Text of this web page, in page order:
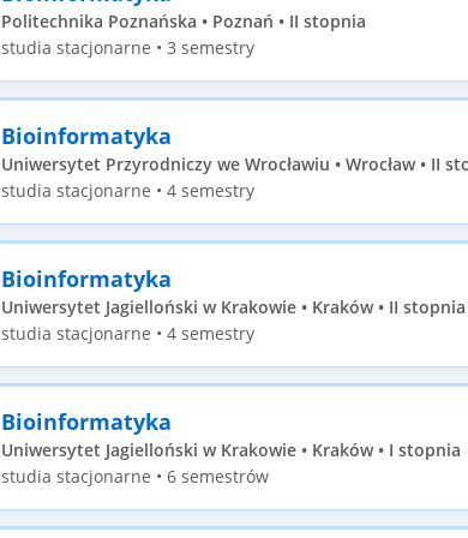
Politechnika Poznańska • Poznań • II stopnia
studia stacjonarne • 3 semestry
Bioinformatyka
Uniwersytet Przyrodniczy we Wrocławiu • Wrocław • II
studia stacjonarne • 4 semestry
Bioinformatyka
Uniwersytet Jagielloński w Krakowie • Kraków • II stopnia
studia stacjonarne • 4 semestry
Bioinformatyka
Uniwersytet Jagielloński w Krakowie • Kraków • I stopnia
studia stacjonarne • 6 semestrów